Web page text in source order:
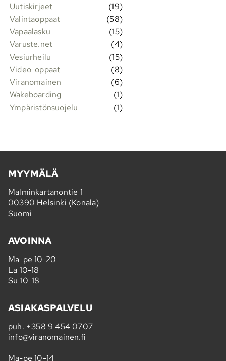
Uutiskirjeet
(19)
Valintaoppaat
(58)
Vapaalasku
(15)
Varuste.net
(4)
Vesiurheilu
(15)
Video-oppaat
(8)
Viranomainen
(6)
Wakeboarding
(1)
Ympäristönsuojelu
(1)
MYYMÄLÄ
Malminkartanontie 1
00390 Helsinki (Konala)
Suomi
AVOINNA
Ma-pe 10-20
La 10-18
Su 10-18
ASIAKASPALVELU
puh. +358 9 454 0707
info@viranomainen.fi
Ma-pe 10-14